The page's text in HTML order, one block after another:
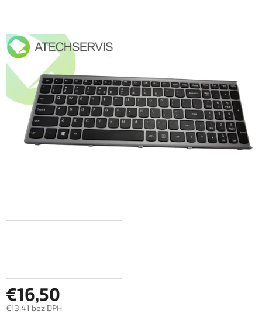
0,0
z
hviezdičiek.
€16,50
€13,41 bez DPH